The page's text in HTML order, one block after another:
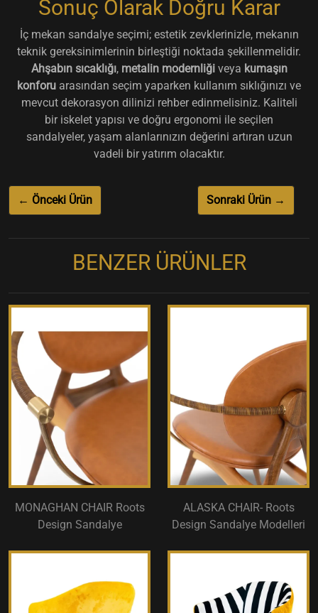
Sonuç Olarak Doğru Karar
İç mekan sandalye seçimi; estetik zevklerinizle, mekanın
teknik gereksinimlerinin birleştiği noktada şekillenmelidir.
Ahşabın sıcaklığı, metalin modernliğiveya kumaşın
konforu arasından seçim yaparken kullanım sıklığınızı ve
mevcut dekorasyon dilinizi rehber edinmelisiniz. Kaliteli
bir iskelet yapısı ve doğru ergonomi ile seçilen
sandalyeler, yaşam alanlarınızın değerini artıran uzun
vadeli bir yatırım olacaktır.
← Önceki Ürün Sonraki Ürün →
BENZER ÜRÜNLER
MONAGHAN CHAIR Roots
Design Sandalye
ALASKA CHAIR- Roots
Design Sandalye Modelleri